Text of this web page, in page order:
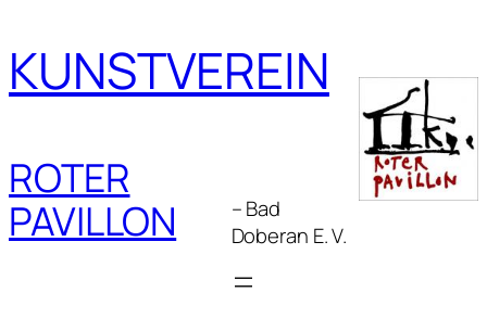
Inhalt
springen
KUNSTVEREIN
ROTER
PAVILLON
– Bad
Doberan E. V.